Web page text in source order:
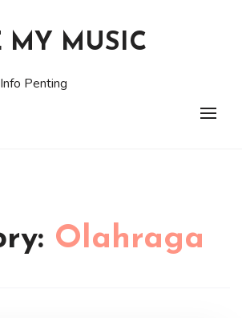
MY MUSIC
Penting
Olahraga